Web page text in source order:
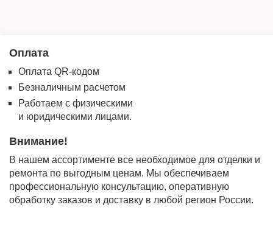
Оплата
Оплата QR-кодом
Безналичным расчетом
Работаем с физическими
и юридическими лицами.
Внимание!
В нашем ассортименте все необходимое для отделки и
ремонта по выгодным ценам. Мы обеспечиваем
профессиональную консультацию, оперативную
обработку заказов и доставку в любой регион России.